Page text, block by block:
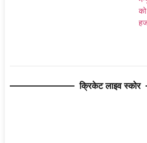
क्रिकेट लाइव स्कोर